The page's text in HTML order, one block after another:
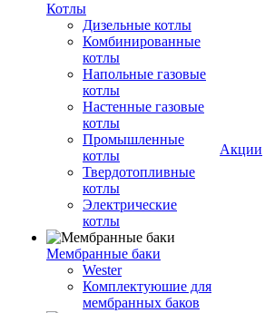
Котлы
Дизельные котлы
Комбинированные
котлы
Напольные газовые
котлы
Настенные газовые
котлы
Промышленные
котлы
Твердотопливные
котлы
Электрические
котлы
Мембранные баки
Wester
Комплектуюшие для
мембранных баков
Акции